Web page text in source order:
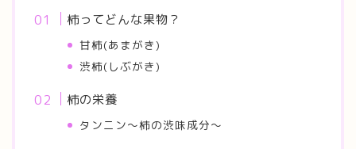
柿ってどんな果物？
甘柿(あまがき)
渋柿(しぶがき)
柿の栄養
タンニン～柿の渋味成分～